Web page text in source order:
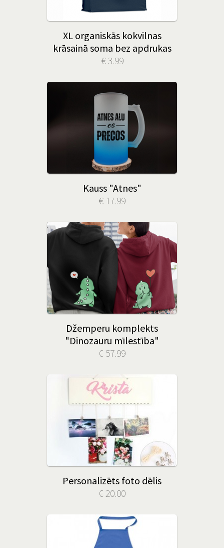
XL organiskās kokvilnas
krāsainā soma bez apdrukas
€ 3.99
Kauss "Atnes"
€ 17.99
Džemperu komplekts
"Dinozauru mīlestība"
€ 57.99
Personalizēts foto dēlis
€ 20.00